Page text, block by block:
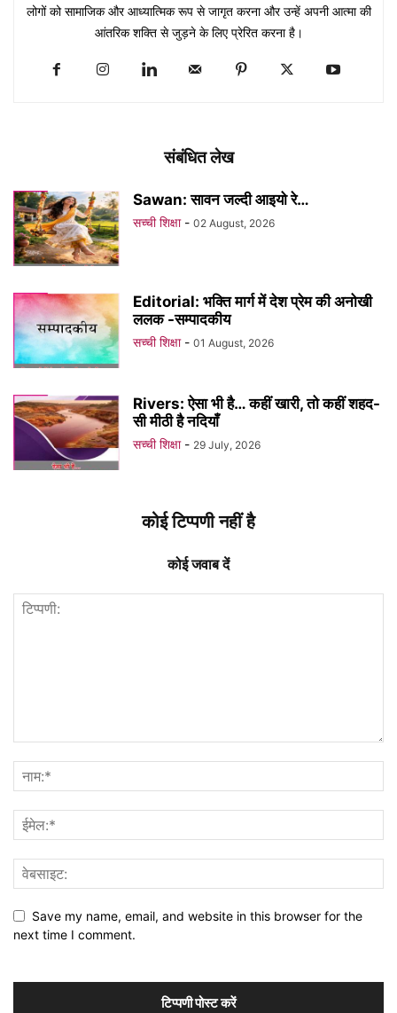
लोगों को सामाजिक और आध्यात्मिक रूप से जागृत करना और उन्हें अपनी आत्मा की
आंतरिक शक्ति से जुड़ने के लिए प्रेरित करना है।
संबंधित लेख
Sawan: सावन जल्दी आइयो रे…
सच्ची शिक्षा - 02 August, 2026
Editorial: भक्ति मार्ग में देश प्रेम की अनोखी
ललक -सम्पादकीय
सच्ची शिक्षा - 01 August, 2026
Rivers: ऐसा भी है… कहीं खारी, तो कहीं शहद-
सी मीठी है नदियाँ
सच्ची शिक्षा - 29 July, 2026
कोई टिप्पणी नहीं है
कोई जवाब दें
Save my name, email, and website in this browser for the
next time I comment.